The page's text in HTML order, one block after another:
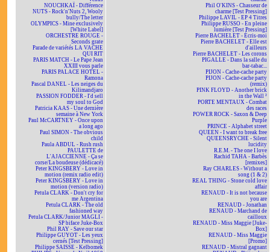
NOUCHKAÏ - Différence
NUTS - Rock'n'Nuts 2, Wooly
bully/The letter
OLYMPICS - Mine exclusively
[White Label]
ORCHESTRE ROUGE -
Seconds grate
Parade de variétés LA VACHE
QUI RIT
PARIS MATCH - Le Pape Jean
XXIII vous parle
PARIS PALACE HOTEL -
Ramona
Pascal DANEL - Les neiges du
Kilimandjaro
PASSION FODDER - I'd sell
my soul to God
Patricia KAAS - Une dernière
semaine à New York
Paul McCARTNEY - Once upon
a long ago
Paul SIMON - The obvious
child
Paula ABDUL - Rush rush
PAULETTE de
L'AJACCIENNE - Ça se
corse/La boudeuse (dédicacé)
Peter KINGSBERY - Love in
motion (remix radio edit)
Peter KINGSBERY - Love in
motion (version radio)
Petula CLARK - Don't cry for
me Argentina
Petula CLARK - The old
fashioned way
Petula CLARK/Junior MAGLI -
SP biface Juke-Box
Phil RAY - Save our star
Philippe GUYOT - Les yeux
cernés [Test Pressing]
Philippe SAISSE - Kelbomek
Phil O'KINS - Chasseur de
charme [Test Pressing]
Philippe LAVIL - EP 4 Titres
Philippe RUSSO - En pleine
lumière [Test Pressing]
Pierre BACHELET - Écris-moi
Pierre BACHELET - Elle est
d'ailleurs
Pierre BACHELET - Les corons
PIGALLE - Dans la salle du
bar-tabac...
PIJON - Cache-cache party
PIJON - Cache-cache party
(remix)
PINK FLOYD - Another brick
in the Wall ²
PORTE MENTAUX - Combat
des races
POWER ROCK - Saxon & Deep
Purple
PRINCE - Alphabet street
QUEEN - I want to break free
QUEENSRYCHE - Silent
lucidity
R.E.M. - The one I love
Rachid TAHA - Barbès
[remixes]
Ray CHARLES - Without a
song (1 & 2)
REAL THING - Stone cold love
affair
RENAUD - It is not because
you are
RENAUD - Jonathan
RENAUD - Marchand de
cailloux
RENAUD - Miss Maggie [Juke-
Box]
RENAUD - Miss Maggie
[Promo]
RENAUD - Mistral gagnant